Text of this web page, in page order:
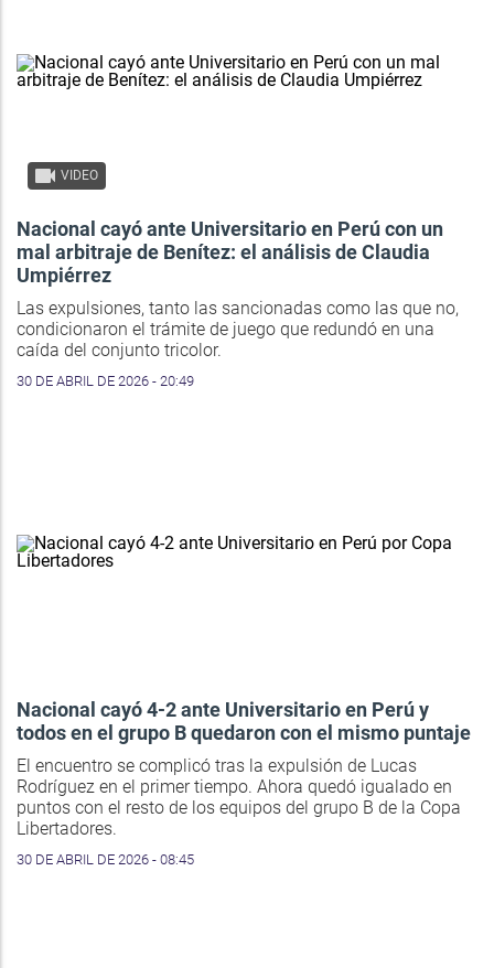
VIDEO
Nacional cayó ante Universitario en Perú con un
mal arbitraje de Benítez: el análisis de Claudia
Umpiérrez
Las expulsiones, tanto las sancionadas como las que no,
condicionaron el trámite de juego que redundó en una
caída del conjunto tricolor.
30 DE ABRIL DE 2026 - 20:49
Nacional cayó 4-2 ante Universitario en Perú y
todos en el grupo B quedaron con el mismo puntaje
El encuentro se complicó tras la expulsión de Lucas
Rodríguez en el primer tiempo. Ahora quedó igualado en
puntos con el resto de los equipos del grupo B de la Copa
Libertadores.
30 DE ABRIL DE 2026 - 08:45